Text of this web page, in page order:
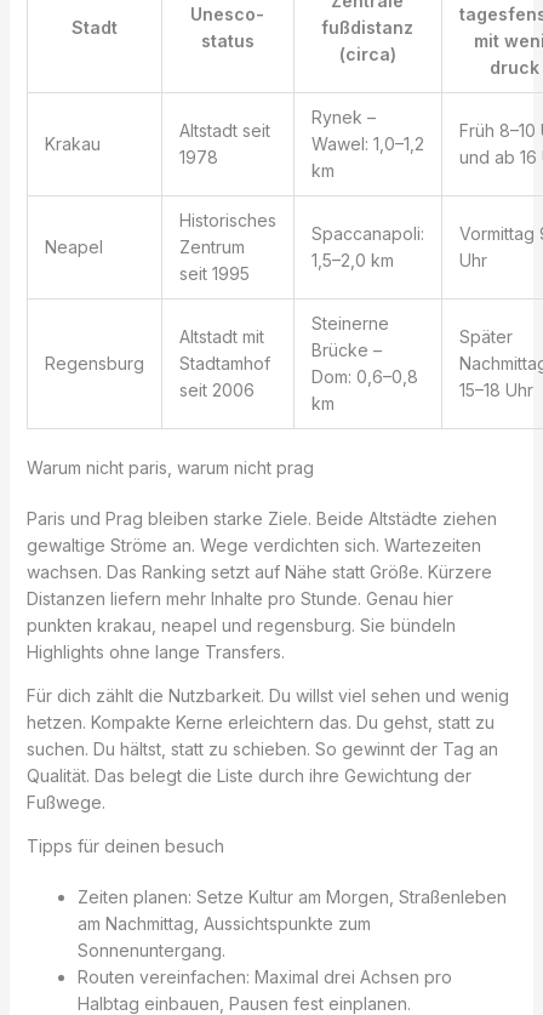
Stadt
Unesco-
status
fußdistanz
(circa)
mit
druck
Krakau
Altstadt seit
1978
Rynek –
Wawel: 1,0–1,2
km
Früh 8–10
und ab 16
Neapel
Historisches
Zentrum
seit 1995
Spaccanapoli:
1,5–2,0 km
Vormittag
Uhr
Regensburg
Altstadt mit
Stadtamhof
seit 2006
Steinerne
Brücke –
Dom: 0,6–0,8
km
Später
15–18 Uhr
Warum nicht paris, warum nicht prag
Paris und Prag bleiben starke Ziele. Beide Altstädte ziehen
gewaltige Ströme an. Wege verdichten sich. Wartezeiten
wachsen. Das Ranking setzt auf Nähe statt Größe. Kürzere
Distanzen liefern mehr Inhalte pro Stunde. Genau hier
punkten krakau, neapel und regensburg. Sie bündeln
Highlights ohne lange Transfers.
Für dich zählt die Nutzbarkeit. Du willst viel sehen und wenig
hetzen. Kompakte Kerne erleichtern das. Du gehst, statt zu
suchen. Du hältst, statt zu schieben. So gewinnt der Tag an
Qualität. Das belegt die Liste durch ihre Gewichtung der
Fußwege.
Tipps für deinen besuch
Zeiten planen: Setze Kultur am Morgen, Straßenleben
am Nachmittag, Aussichtspunkte zum
Sonnenuntergang.
Routen vereinfachen: Maximal drei Achsen pro
Halbtag einbauen, Pausen fest einplanen.